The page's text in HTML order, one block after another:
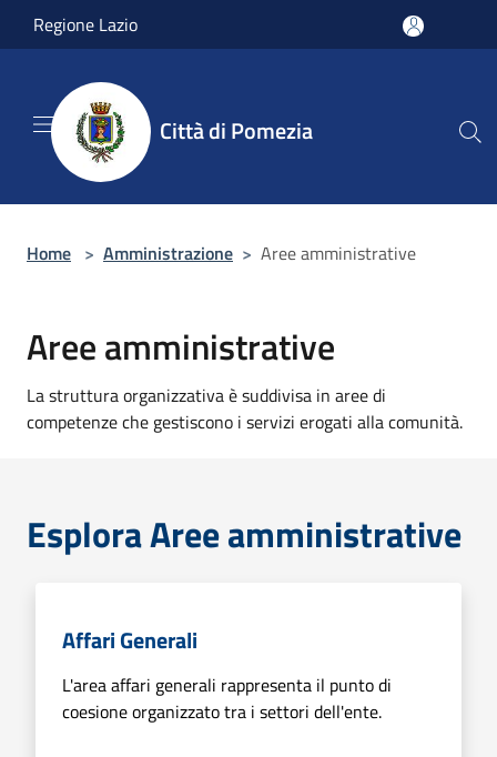
Salta al contenuto principale
Regione Lazio
Città di Pomezia
Home > Amministrazione > Aree amministrative
Aree amministrative
La struttura organizzativa è suddivisa in aree di
competenze che gestiscono i servizi erogati alla comunità.
Esplora Aree amministrative
Affari Generali
L'area affari generali rappresenta il punto di
coesione organizzato tra i settori dell'ente.